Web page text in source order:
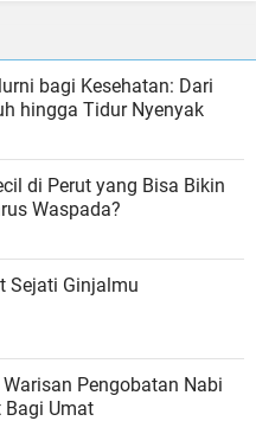
bagi Kesehatan: Dari
hingga Tidur Nyenyak
di Perut yang Bisa Bikin
Waspada?
Sejati Ginjalmu
Pengobatan Nabi
Umat